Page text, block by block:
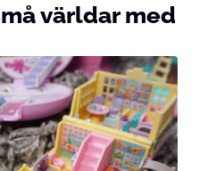
världar med